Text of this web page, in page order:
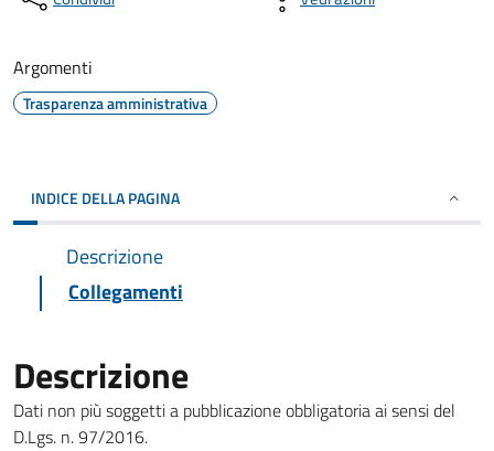
Argomenti
Trasparenza amministrativa
INDICE DELLA PAGINA
Descrizione
Collegamenti
Descrizione
Dati non più soggetti a pubblicazione obbligatoria ai sensi del
D.Lgs. n. 97/2016.